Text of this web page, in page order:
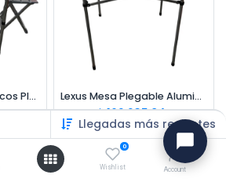
Llegadas más recientes
0
Wishlist Account
Lexus Set Mesa y Bancos Plegables 80x60x65cm Lexus Mesa Plegable Aluminio Anod. 70x70
$162.235,84
Bajo Cero! ❄️